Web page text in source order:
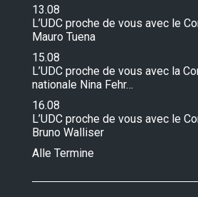
13.08
L’UDC proche de vous avec le
Mauro Tuena
15.08
L’UDC proche de vous avec la
nationale Nina Fehr…
16.08
L’UDC proche de vous avec le
Bruno Walliser
Alle Termine